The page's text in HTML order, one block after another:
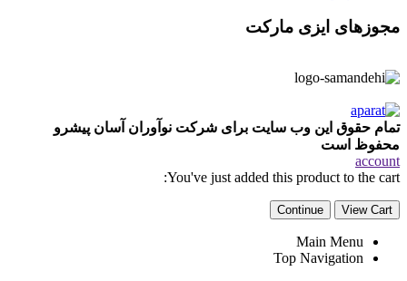
مجوزهای ایزی مارکت
تمام حقوق این وب سایت برای شرکت نوآوران آسان پیشرو
محفوظ است
account
You've just added this product to the cart:
View Cart
Continue
Main Menu
Top Navigation